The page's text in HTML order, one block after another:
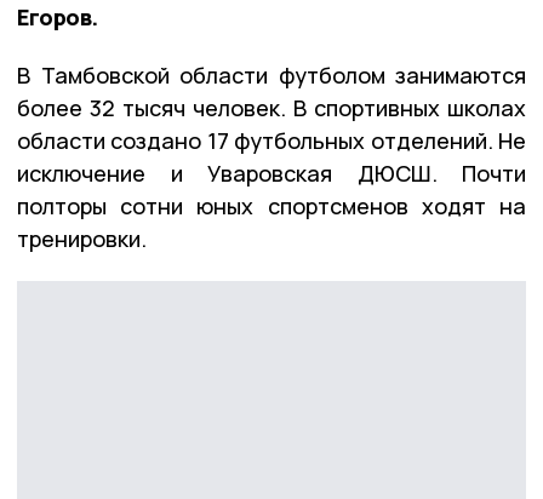
Егоров.
В Тамбовской области футболом занимаются
более 32 тысяч человек. В спортивных школах
области создано 17 футбольных отделений. Не
исключение и Уваровская ДЮСШ. Почти
полторы сотни юных спортсменов ходят на
тренировки.